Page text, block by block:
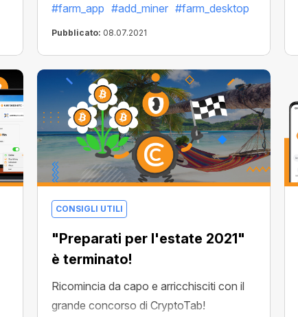
#farm_app #add_miner #farm_desktop
Pubblicato: 08.07.2021
CONSIGLI UTILI
"Preparati per l'estate 2021"
è terminato!
Ricomincia da capo e arricchisciti con il
grande concorso di CryptoTab!